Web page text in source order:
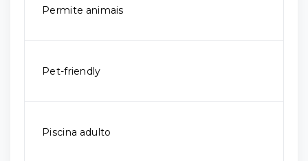
Permite animais
Pet-friendly
Piscina adulto